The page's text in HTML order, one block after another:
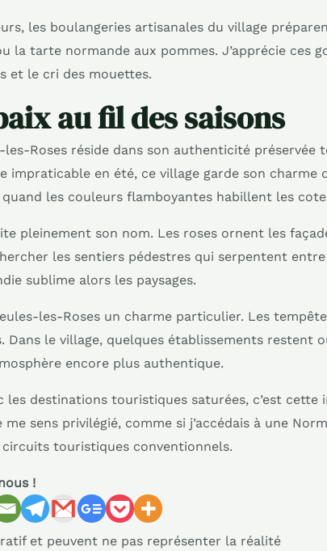
les boulangeries artisanales du village
la tarte normande aux pommes. J’apprécie ces
et le cri des mouettes.
au fil des saisons
les-Roses réside dans son authenticité
impraticable en été, ce village garde son charme
les couleurs flamboyantes habillent les
pleinement son nom. Les roses ornent les
les sentiers pédestres qui serpentent
sublime alors les paysages.
les-Roses un charme particulier. Les
Dans le village, quelques établissements restent
encore plus authentique.
les destinations touristiques saturées, c’est
me sens privilégié, comme si j’accédais à une
touristiques conventionnels.
!
et peuvent ne pas représenter la réalité